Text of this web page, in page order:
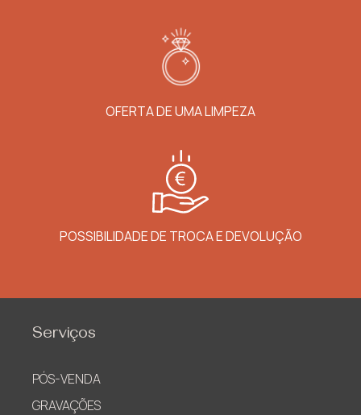
OFERTA DE UMA LIMPEZA
POSSIBILIDADE DE TROCA E DEVOLUÇÃO
Serviços
PÓS-VENDA
GRAVAÇÕES